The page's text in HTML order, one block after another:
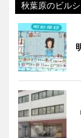
秋葉原のビル